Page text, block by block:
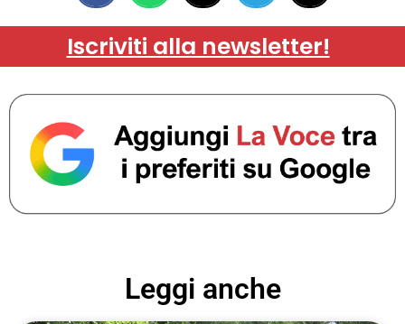
Iscriviti alla newsletter!
Leggi anche